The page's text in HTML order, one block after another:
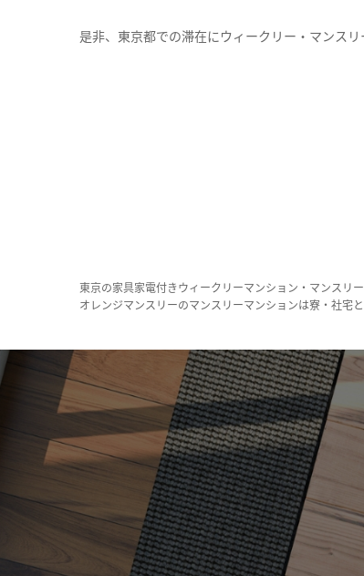
是非、東京都での滞在にウィークリー・マンスリ
東京の家具家電付きウィークリーマンション・マンスリ
オレンジマンスリーのマンスリーマンションは寮・社宅